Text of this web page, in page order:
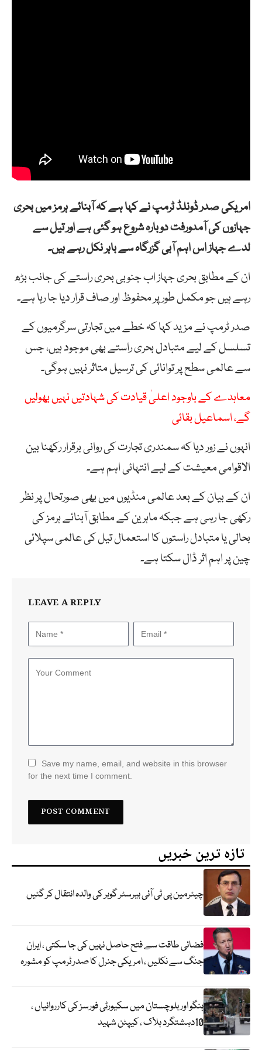
امریکی صدر ڈونلڈ ٹرمپ نے کہا ہے کہ آبنائے ہرمز میں بحری
جہازوں کی آمدورفت دوبارہ شروع ہو گئی ہے اور تیل سے
لدے جہاز اس اہم آبی گزرگاہ سے باہر نکل رہے ہیں۔
ان کے مطابق بحری جہاز اب جنوبی بحری راستے کی جانب بڑھ
رہے ہیں جو مکمل طور پر محفوظ اور صاف قرار دیا جا رہا ہے۔
صدر ٹرمپ نے مزید کہا کہ خطے میں تجارتی سرگرمیوں کے
تسلسل کے لیے متبادل بحری راستے بھی موجود ہیں، جس
سے عالمی سطح پر توانائی کی ترسیل متاثر نہیں ہوگی۔
معاہدے کے باوجود اعلیٰ قیادت کی شہادتیں نہیں بھولیں
گے، اسماعیل بقائی
انہوں نے زور دیا کہ سمندری تجارت کی روانی برقرار رکھنا بین
الاقوامی معیشت کے لیے انتہائی اہم ہے۔
ان کے بیان کے بعد عالمی منڈیوں میں بھی صورتحال پر نظر
رکھی جا رہی ہے جبکہ ماہرین کے مطابق آبنائے ہرمز کی
بحالی یا متبادل راستوں کا استعمال تیل کی عالمی سپلائی
چین پر اہم اثر ڈال سکتا ہے۔
LEAVE A REPLY
Save my name, email, and website in this browser
for the next time I comment.
تازہ ترین خبریں
چیئرمین پی ٹی آئی بیرسٹر گوہر کی والدہ انتقال کر گئیں
فضائی طاقت سے فتح حاصل نہیں کی جا سکتی ، ایران
جنگ سے نکلیں ، امریکی جنرل کا صدر ٹرمپ کو مشورہ
ہنگو اور بلوچستان میں سکیورٹی فورسز کی کارروائیاں ،
10دہشتگرد ہلاک ، کیپٹن شہید